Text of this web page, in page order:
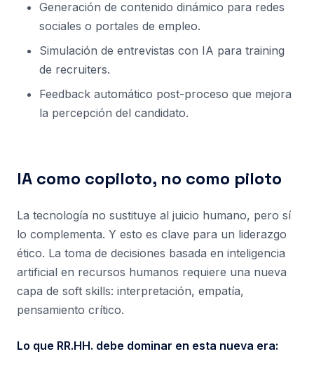
Generación de contenido dinámico para redes
sociales o portales de empleo.
Simulación de entrevistas con IA para training
de recruiters.
Feedback automático post-proceso que mejora
la percepción del candidato.
IA como copiloto, no como piloto
La tecnología no sustituye al juicio humano, pero sí
lo complementa. Y esto es clave para un liderazgo
ético. La toma de decisiones basada en inteligencia
artificial en recursos humanos requiere una nueva
capa de soft skills: interpretación, empatía,
pensamiento crítico.
Lo que RR.HH. debe dominar en esta nueva era: